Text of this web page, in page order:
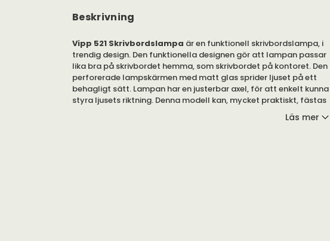
Beskrivning
Vipp 521 Skrivbordslampa är en funktionell skrivbordslampa, i
trendig design. Den funktionella designen gör att lampan passar
lika bra på skrivbordet hemma, som skrivbordet på kontoret. Den
perforerade lampskärmen med matt glas sprider ljuset på ett
behagligt sätt. Lampan har en justerbar axel, för att enkelt kunna
styra ljusets riktning. Denna modell kan, mycket praktiskt, fästas
Läs mer